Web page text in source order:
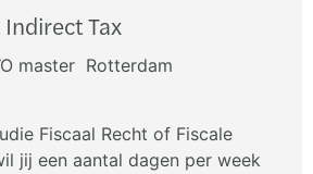
Tax
master Rotterdam
Fiscaal Recht of Fiscale
jij een aantal dagen per week